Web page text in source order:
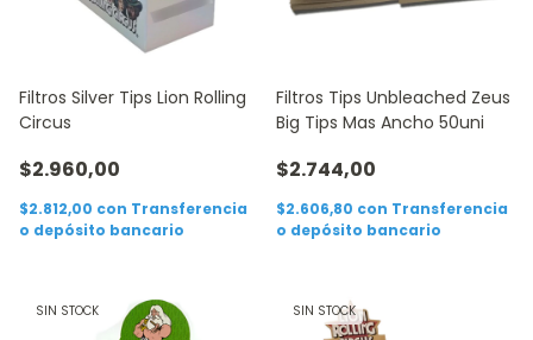
Filtros Silver Tips Lion Rolling
Circus
$2.960,00
$2.812,00 con Transferencia
o depósito bancario
Filtros Tips Unbleached Zeus
Big Tips Mas Ancho 50uni
$2.744,00
$2.606,80 con Transferencia
o depósito bancario
SIN STOCK SIN STOCK